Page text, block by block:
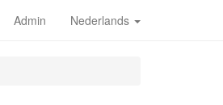
Admin Nederlands